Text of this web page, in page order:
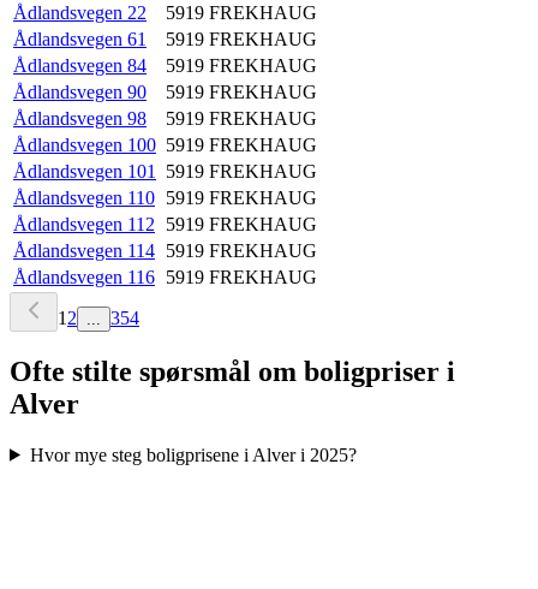
Ådlandsvegen 22
5919 FREKHAUG
Ådlandsvegen 61
5919 FREKHAUG
Ådlandsvegen 84
5919 FREKHAUG
Ådlandsvegen 90
5919 FREKHAUG
Ådlandsvegen 98
5919 FREKHAUG
Ådlandsvegen 100 5919 FREKHAUG
Ådlandsvegen 101
5919 FREKHAUG
Ådlandsvegen 110 5919 FREKHAUG
Ådlandsvegen 112
5919 FREKHAUG
Ådlandsvegen 114 5919 FREKHAUG
Ådlandsvegen 116 5919 FREKHAUG
1 2 354
Ofte stilte spørsmål om boligpriser i
Alver
Hvor mye steg boligprisene i Alver i 2025?